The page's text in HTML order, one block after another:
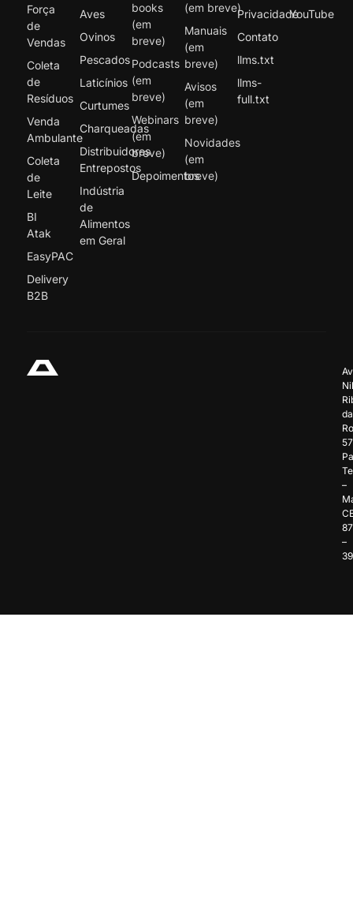
Força
de
Vendas
Coleta
de
Resíduos
Venda
Ambulante
Coleta
de
Leite
BI
Atak
EasyPAC
Delivery
B2B
Aves
Ovinos
Pescados
Laticínios
Curtumes
Charqueadas
Distribuidores
Entrepostos
Indústria
de
Alimentos
em Geral
books
(em
breve)
Podcasts
(em
breve)
Webinars
(em
breve)
Depoimentos
(em breve)
Manuais
(em
breve)
Avisos
(em
breve)
Novidades
(em
breve)
Privacidade
Contato
llms.txt
llms-
full.txt
YouTube
da
–
–